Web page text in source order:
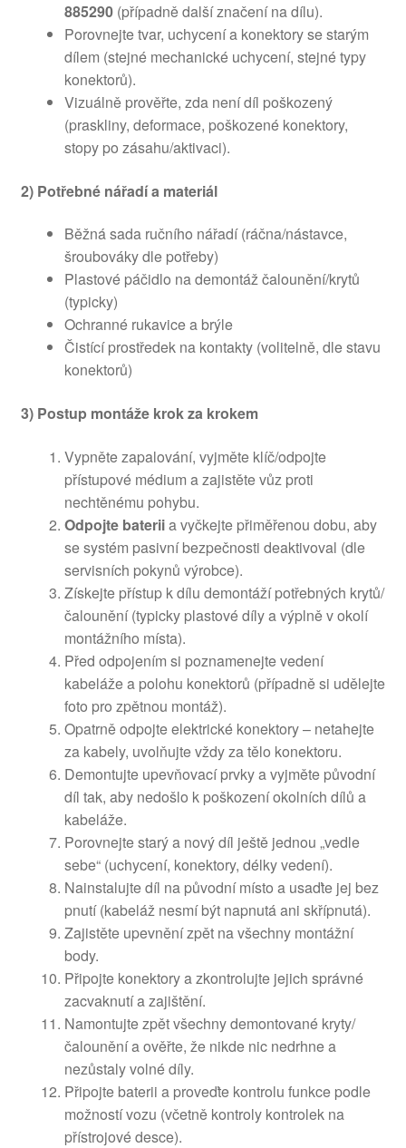
885290(případně další značení na dílu).
Porovnejte tvar, uchycení a konektory se starým
dílem (stejné mechanické uchycení, stejné typy
konektorů).
Vizuálně prověřte, zda není díl poškozený
(praskliny, deformace, poškozené konektory,
stopy po zásahu/aktivaci).
2) Potřebné nářadí a materiál
Běžná sada ručního nářadí (ráčna/nástavce,
šroubováky dle potřeby)
Plastové páčidlo na demontáž čalounění/krytů
(typicky)
Ochranné rukavice a brýle
Čistící prostředek na kontakty (volitelně, dle stavu
konektorů)
3) Postup montáže krok za krokem
Vypněte zapalování, vyjměte klíč/odpojte
přístupové médium a zajistěte vůz proti
nechtěnému pohybu.
Odpojte bateriia vyčkejte přiměřenou dobu, aby
se systém pasivní bezpečnosti deaktivoval (dle
servisních pokynů výrobce).
Získejte přístup k dílu demontáží potřebných krytů/
čalounění (typicky plastové díly a výplně v okolí
montážního místa).
Před odpojením si poznamenejte vedení
kabeláže a polohu konektorů (případně si udělejte
foto pro zpětnou montáž).
Opatrně odpojte elektrické konektory – netahejte
za kabely, uvolňujte vždy za tělo konektoru.
Demontujte upevňovací prvky a vyjměte původní
díl tak, aby nedošlo k poškození okolních dílů a
kabeláže.
Porovnejte starý a nový díl ještě jednou „vedle
sebe“ (uchycení, konektory, délky vedení).
Nainstalujte díl na původní místo a usaďte jej bez
pnutí (kabeláž nesmí být napnutá ani skřípnutá).
Zajistěte upevnění zpět na všechny montážní
body.
Připojte konektory a zkontrolujte jejich správné
zacvaknutí a zajištění.
Namontujte zpět všechny demontované kryty/
čalounění a ověřte, že nikde nic nedrhne a
nezůstaly volné díly.
Připojte baterii a proveďte kontrolu funkce podle
možností vozu (včetně kontroly kontrolek na
přístrojové desce).